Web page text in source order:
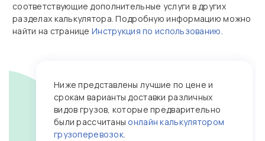
соответствующие дополнительные услуги в других
разделах калькулятора. Подробную информацию можно
найти на страницеИнструкция по использованию.
Ниже представлены лучшие по цене и
срокам варианты доставки различных
видов грузов, которые предварительно
были рассчитаны онлайн калькулятором
грузоперевозок.